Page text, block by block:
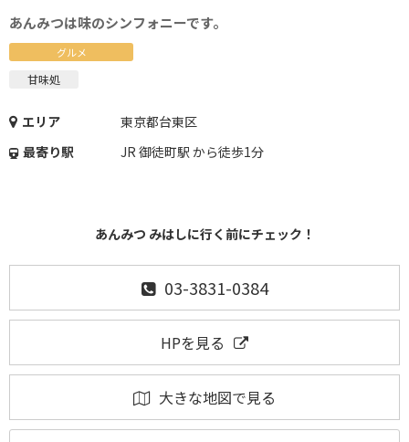
あんみつは味のシンフォニーです。
グルメ
甘味処
エリア
東京都台東区
最寄り駅
JR 御徒町駅 から徒歩1分
あんみつ みはしに行く前にチェック！
03-3831-0384
HPを見る
大きな地図で見る